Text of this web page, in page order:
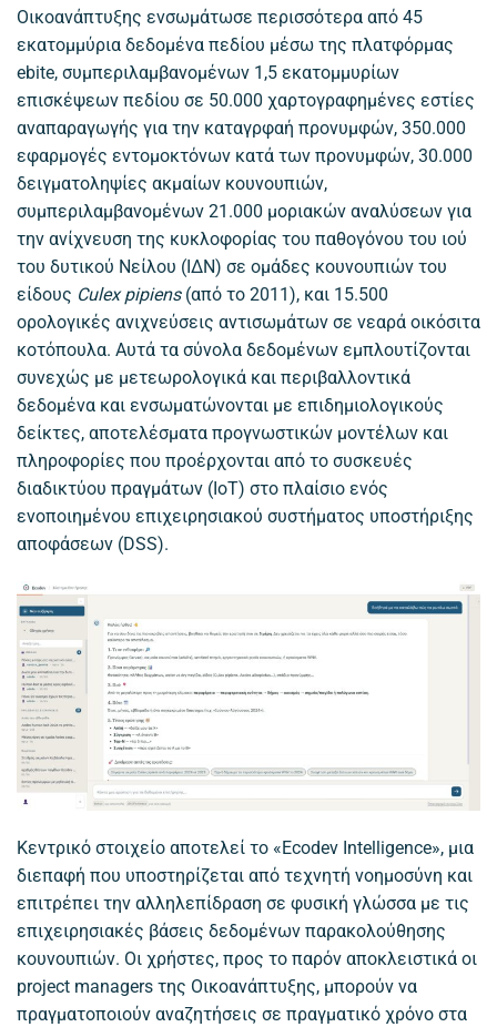
Οικοανάπτυξης ενσωμάτωσε περισσότερα από 45
εκατομμύρια δεδομένα πεδίου μέσω της πλατφόρμας
ebite, συμπεριλαμβανομένων 1,5 εκατομμυρίων
επισκέψεων πεδίου σε 50.000 χαρτογραφημένες εστίες
αναπαραγωγής για την καταγρφαή προνυμφών, 350.000
εφαρμογές εντομοκτόνων κατά των προνυμφών, 30.000
δειγματοληψίες ακμαίων κουνουπιών,
συμπεριλαμβανομένων 21.000 μοριακών αναλύσεων για
την ανίχνευση της κυκλοφορίας του παθογόνου του ιού
του δυτικού Νείλου (ΙΔΝ) σε ομάδες κουνουπιών του
είδους Culex pipiens(από το 2011), και 15.500
ορολογικές ανιχνεύσεις αντισωμάτων σε νεαρά οικόσιτα
κοτόπουλα. Αυτά τα σύνολα δεδομένων εμπλουτίζονται
συνεχώς με μετεωρολογικά και περιβαλλοντικά
δεδομένα και ενσωματώνονται με επιδημιολογικούς
δείκτες, αποτελέσματα προγνωστικών μοντέλων και
πληροφορίες που προέρχονται από το συσκευές
διαδικτύου πραγμάτων (IoT) στο πλαίσιο ενός
ενοποιημένου επιχειρησιακού συστήματος υποστήριξης
αποφάσεων (DSS).
Κεντρικό στοιχείο αποτελεί το «Ecodev Intelligence», μια
διεπαφή που υποστηρίζεται από τεχνητή νοημοσύνη και
επιτρέπει την αλληλεπίδραση σε φυσική γλώσσα με τις
επιχειρησιακές βάσεις δεδομένων παρακολούθησης
κουνουπιών. Οι χρήστες, προς το παρόν αποκλειστικά οι
project managers της Οικοανάπτυξης, μπορούν να
πραγματοποιούν αναζητήσεις σε πραγματικό χρόνο στα